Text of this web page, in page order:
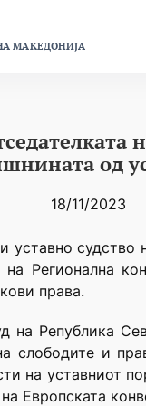
МАКЕДОНИЈА
од
18/11/2023
уставно судство
Регионална
права.
на Република
слободите и
на уставниот
Европската